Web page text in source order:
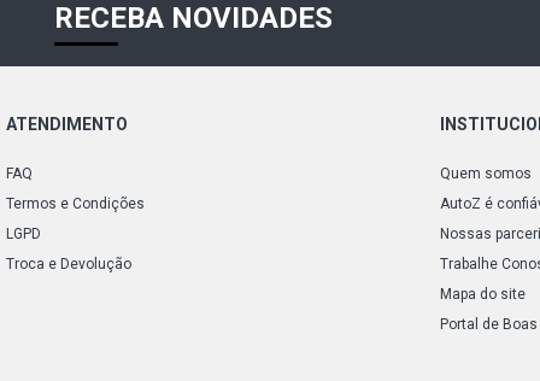
RECEBA NOVIDADES
ATENDIMENTO
FAQ
Termos e Condições
LGPD
Troca e Devolução
Quem somos
AutoZ é
Nossas
Trabalhe
Mapa do site
Portal de